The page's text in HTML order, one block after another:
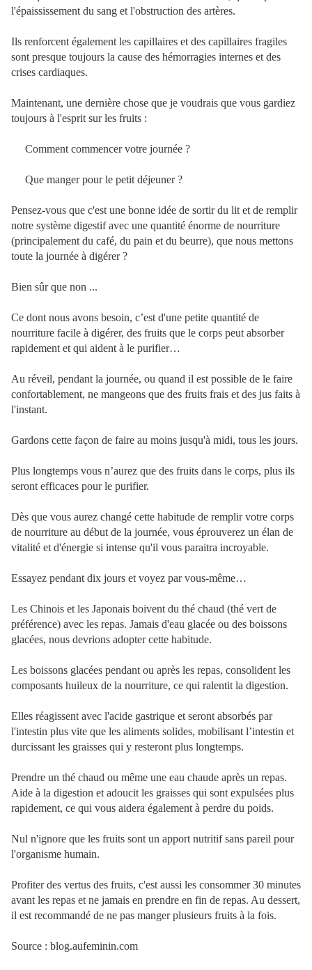
l'épaississement du sang et l'obstruction des artères.
Ils renforcent également les capillaires et des capillaires fragiles
sont presque toujours la cause des hémorragies internes et des
crises cardiaques.
Maintenant, une dernière chose que je voudrais que vous gardiez
toujours à l'esprit sur les fruits :
Comment commencer votre journée ?
Que manger pour le petit déjeuner ?
Pensez-vous que c'est une bonne idée de sortir du lit et de remplir
notre système digestif avec une quantité énorme de nourriture
(principalement du café, du pain et du beurre), que nous mettons
toute la journée à digérer ?
Bien sûr que non ...
Ce dont nous avons besoin, c’est d'une petite quantité de
nourriture facile à digérer, des fruits que le corps peut absorber
rapidement et qui aident à le purifier…
Au réveil, pendant la journée, ou quand il est possible de le faire
confortablement, ne mangeons que des fruits frais et des jus faits à
l'instant.
Gardons cette façon de faire au moins jusqu'à midi, tous les jours.
Plus longtemps vous n’aurez que des fruits dans le corps, plus ils
seront efficaces pour le purifier.
Dès que vous aurez changé cette habitude de remplir votre corps
de nourriture au début de la journée, vous éprouverez un élan de
vitalité et d'énergie si intense qu'il vous paraitra incroyable.
Essayez pendant dix jours et voyez par vous-même…
Les Chinois et les Japonais boivent du thé chaud (thé vert de
préférence) avec les repas. Jamais d'eau glacée ou des boissons
glacées, nous devrions adopter cette habitude.
Les boissons glacées pendant ou après les repas, consolident les
composants huileux de la nourriture, ce qui ralentit la digestion.
Elles réagissent avec l'acide gastrique et seront absorbés par
l'intestin plus vite que les aliments solides, mobilisant l’intestin et
durcissant les graisses qui y resteront plus longtemps.
Prendre un thé chaud ou même une eau chaude après un repas.
Aide à la digestion et adoucit les graisses qui sont expulsées plus
rapidement, ce qui vous aidera également à perdre du poids.
Nul n'ignore que les fruits sont un apport nutritif sans pareil pour
l'organisme humain.
Profiter des vertus des fruits, c'est aussi les consommer 30 minutes
avant les repas et ne jamais en prendre en fin de repas. Au dessert,
il est recommandé de ne pas manger plusieurs fruits à la fois.
Source : blog.aufeminin.com